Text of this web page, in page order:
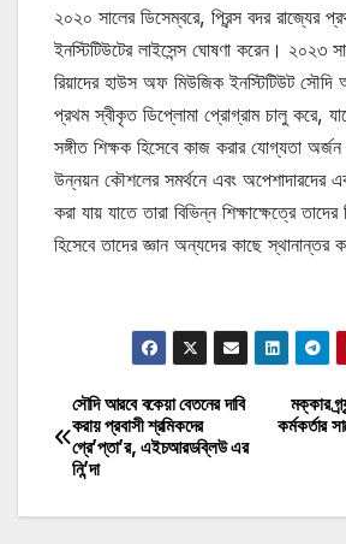
২০২০ সালের ডিসেম্বরে, প্রিন্স বদর রাজ্যের
ইনস্টিটিউটের লাইসেন্স ঘোষণা করেন। ২০২৩
রিয়াদের হাউস অফ মিউজিক ইনস্টিটিউট সৌদি
প্রথম স্বীকৃত ডিপ্লোমা প্রোগ্রাম চালু করে,
সঙ্গীত শিক্ষক হিসেবে কাজ করার যোগ্যতা
উন্নয়ন কৌশলের সমর্থনে এবং অপেশাদারদের
করা যায় যাতে তারা বিভিন্ন শিক্ষাক্ষেত্রে
হিসেবে তাদের জ্ঞান অন্যদের কাছে স্থানান্তর
Post
navigation
মক্কার
কর্মকর্তার
সৌদি আরবে বকেয়া বেতনের দাবি
করায় প্রবাসী শ্রমিকদের
গ্রে’প্তা’র, এইচআরডব্লিউ এর
নি’ন্দা